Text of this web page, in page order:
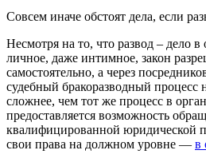
Совсем иначе обстоят дела, если
Несмотря на то, что развод – дело
личное, даже интимное, закон
самостоятельно, а через
судебный бракоразводный процесс
сложнее, чем тот же процесс в
предоставляется возможность
квалифицированной юридической
свои права на должном уровне — в